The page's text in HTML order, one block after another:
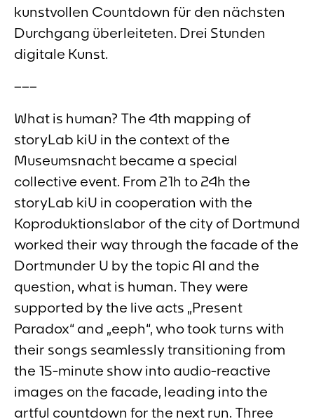
kunstvollen Countdown für den nächsten
Durchgang überleiteten. Drei Stunden
digitale Kunst.
–––
What is human? The 4th mapping of
storyLab kiU in the context of the
Museumsnacht became a special
collective event. From 21h to 24h the
storyLab kiU in cooperation with the
Koproduktionslabor of the city of Dortmund
worked their way through the facade of the
Dortmunder U by the topic AI and the
question, what is human. They were
supported by the live acts „Present
Paradox“ and „eeph“, who took turns with
their songs seamlessly transitioning from
the 15-minute show into audio-reactive
images on the facade, leading into the
artful countdown for the next run. Three